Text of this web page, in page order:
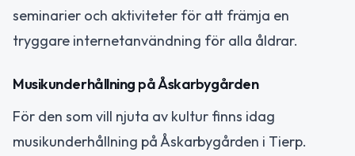
seminarier och aktiviteter för att främja en
tryggare internetanvändning för alla åldrar.
Musikunderhållning på Åskarbygården
För den som vill njuta av kultur finns idag
musikunderhållning på Åskarbygården i Tierp.